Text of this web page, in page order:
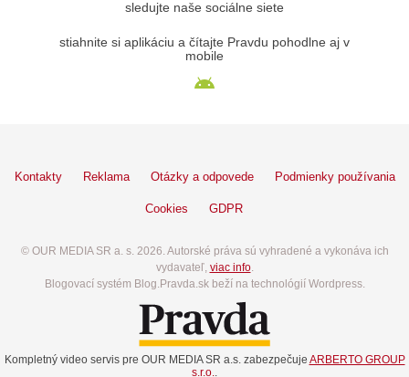
sledujte naše sociálne siete
stiahnite si aplikáciu a čítajte Pravdu pohodlne aj v
mobile
Kontakty Reklama Otázky a odpovede Podmienky používania
Cookies GDPR
© OUR MEDIA SR a. s. 2026. Autorské práva sú vyhradené a vykonáva ich
vydavateľ, viac info.
Blogovací systém Blog.Pravda.sk beží na technológií Wordpress.
Kompletný video servis pre OUR MEDIA SR a.s. zabezpečuje ARBERTO GROUP
s.r.o..